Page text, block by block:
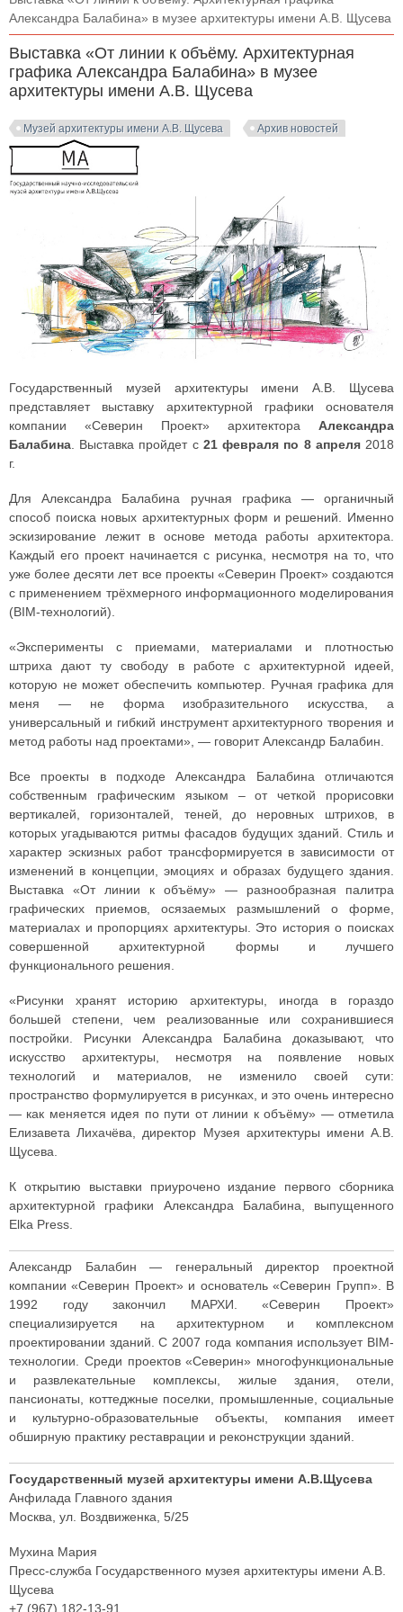
Александра Балабина» в музее архитектуры имени А.В. Щусева
Выставка «От линии к объёму. Архитектурная
графика Александра Балабина» в музее
архитектуры имени А.В. Щусева
Музей архитектуры имени А.В. Щусева Архив новостей
Государственный музей архитектуры имени А.В. Щусева
представляет выставку архитектурной графики основателя
компании «Северин Проект» архитектора Александра
Балабина . Выставка пройдет с 21 февраля по 8 апреля2018
г.
Для Александра Балабина ручная графика — органичный
способ поиска новых архитектурных форм и решений. Именно
эскизирование лежит в основе метода работы архитектора.
Каждый его проект начинается с рисунка, несмотря на то, что
уже более десяти лет все проекты «Северин Проект» создаются
с применением трёхмерного информационного моделирования
(BIM-технологий).
«Эксперименты с приемами, материалами и плотностью
штриха дают ту свободу в работе с архитектурной идеей,
которую не может обеспечить компьютер. Ручная графика для
меня — не форма изобразительного искусства, а
универсальный и гибкий инструмент архитектурного творения и
метод работы над проектами», — говорит Александр Балабин.
Все проекты в подходе Александра Балабина отличаются
собственным графическим языком – от четкой прорисовки
вертикалей, горизонталей, теней, до неровных штрихов, в
которых угадываются ритмы фасадов будущих зданий. Стиль и
характер эскизных работ трансформируется в зависимости от
изменений в концепции, эмоциях и образах будущего здания.
Выставка «От линии к объёму» — разнообразная палитра
графических приемов, осязаемых размышлений о форме,
материалах и пропорциях архитектуры. Это история о поисках
совершенной архитектурной формы и лучшего
функционального решения.
«Рисунки хранят историю архитектуры, иногда в гораздо
большей степени, чем реализованные или сохранившиеся
постройки. Рисунки Александра Балабина доказывают, что
искусство архитектуры, несмотря на появление новых
технологий и материалов, не изменило своей сути:
пространство формулируется в рисунках, и это очень интересно
— как меняется идея по пути от линии к объёму» — отметила
Елизавета Лихачёва, директор Музея архитектуры имени А.В.
Щусева.
К открытию выставки приурочено издание первого сборника
архитектурной графики Александра Балабина, выпущенного
Elka Press.
Александр Балабин — генеральный директор проектной
компании «Северин Проект» и основатель «Северин Групп». В
1992 году закончил МАРХИ. «Северин Проект»
специализируется на архитектурном и комплексном
проектировании зданий. С 2007 года компания использует BIM-
технологии. Среди проектов «Северин» многофункциональные
и развлекательные комплексы, жилые здания, отели,
пансионаты, коттеджные поселки, промышленные, социальные
и культурно-образовательные объекты, компания имеет
обширную практику реставрации и реконструкции зданий.
Государственный музей архитектуры имени А.В.Щусева
Анфилада Главного здания
Москва, ул. Воздвиженка, 5/25
Мухина Мария
Пресс-служба Государственного музея архитектуры имени А.В.
Щусева
+7 (967) 182-13-91